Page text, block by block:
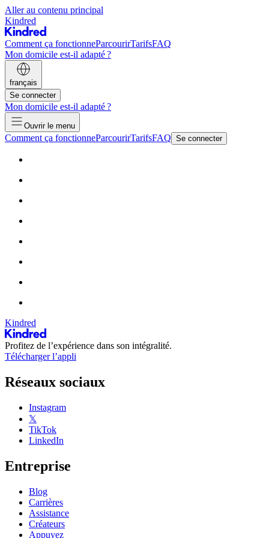
Aller au contenu principal
Kindred
Comment ça fonctionneParcourirTarifsFAQ
Mon domicile est-il adapté ?
français
Se connecter
Mon domicile est-il adapté ?
Ouvrir le menu
Comment ça fonctionneParcourirTarifsFAQ Se connecter
Kindred
Profitez de l’expérience dans son intégralité.
Télécharger l’appli
Réseaux sociaux
Instagram
𝕏
TikTok
LinkedIn
Entreprise
Blog
Carrières
Assistance
Créateurs
Appuyez